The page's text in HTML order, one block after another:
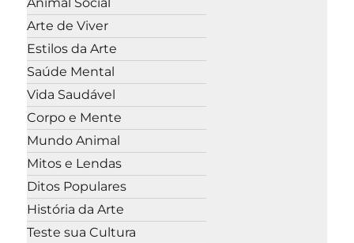
Arte de Viver
Estilos da Arte
Saúde Mental
Vida Saudável
Corpo e Mente
Mundo Animal
Mitos e Lendas
Ditos Populares
História da Arte
Teste sua Cultura